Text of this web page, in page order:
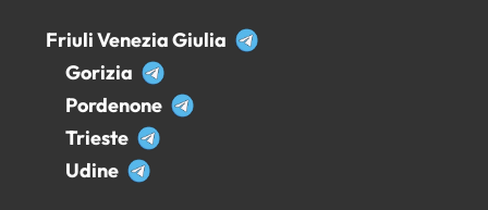
Friuli Venezia Giulia
Gorizia
Pordenone
Trieste
Udine